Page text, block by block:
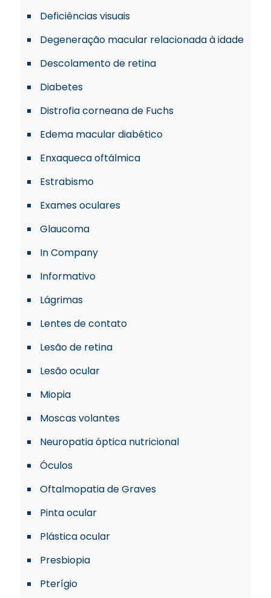
Deficiências visuais
Degeneração macular relacionada à idade
Descolamento de retina
Diabetes
Distrofia corneana de Fuchs
Edema macular diabético
Enxaqueca oftálmica
Estrabismo
Exames oculares
Glaucoma
In Company
Informativo
Lágrimas
Lentes de contato
Lesão de retina
Lesão ocular
Miopia
Moscas volantes
Neuropatia óptica nutricional
Óculos
Oftalmopatia de Graves
Pinta ocular
Plástica ocular
Presbiopia
Pterígio